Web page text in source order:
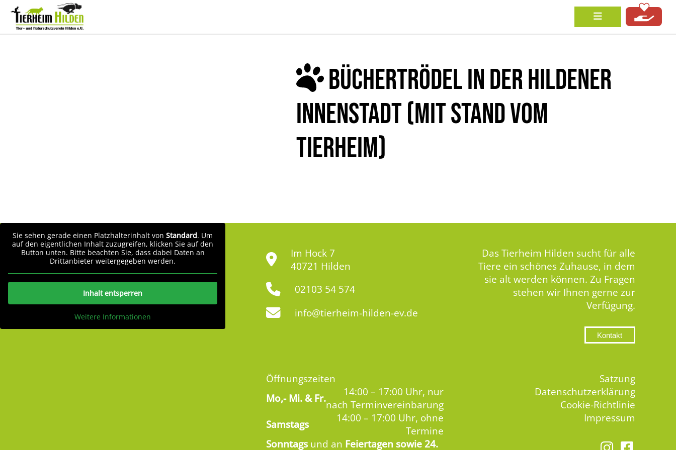
BÜCHERTRÖDEL IN DER HILDENER
INNENSTADT (MIT STAND VOM
TIERHEIM)
Sie sehen gerade einen Platzhalterinhalt von Standard. Um
auf den eigentlichen Inhalt zuzugreifen, klicken Sie auf den
Button unten. Bitte beachten Sie, dass dabei Daten an
Drittanbieter weitergegeben werden.
Inhalt entsperren
Weitere Informationen
Im Hock 7
40721 Hilden
02103 54 574
info@tierheim-hilden-ev.de
Das Tierheim Hilden sucht für alle
Tiere ein schönes Zuhause, in dem
sie alt werden können. Zu Fragen
stehen wir Ihnen gerne zur
Verfügung.
Kontakt
Öffnungszeiten
Mo,-Mi. & Fr.
14:00 – 17:00 Uhr, nur
nach Terminvereinbarung
Samstags
14:00 – 17:00 Uhr, ohne
Termine
Sonntags und an Feiertagen sowie 24.
Satzung
Datenschutzerklärung
Cookie-Richtlinie
Impressum